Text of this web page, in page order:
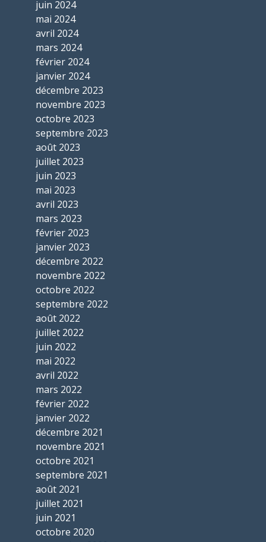
juin 2024
mai 2024
avril 2024
mars 2024
février 2024
janvier 2024
décembre 2023
novembre 2023
octobre 2023
septembre 2023
août 2023
juillet 2023
juin 2023
mai 2023
avril 2023
mars 2023
février 2023
janvier 2023
décembre 2022
novembre 2022
octobre 2022
septembre 2022
août 2022
juillet 2022
juin 2022
mai 2022
avril 2022
mars 2022
février 2022
janvier 2022
décembre 2021
novembre 2021
octobre 2021
septembre 2021
août 2021
juillet 2021
juin 2021
octobre 2020